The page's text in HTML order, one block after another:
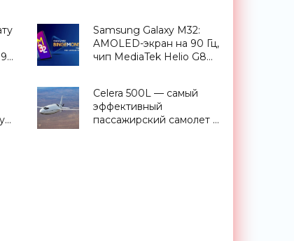
Samsung Galaxy M32:
AMOLED-экран на 90 Гц,
чип MediaTek Helio G80
Celera 500L — самый
эффективный
пассажирский самолет в